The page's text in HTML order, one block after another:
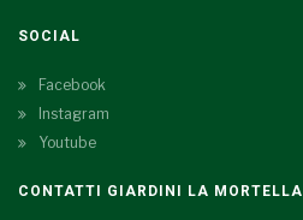
SOCIAL
Facebook
Instagram
Youtube
CONTATTI GIARDINI LA MORTELLA